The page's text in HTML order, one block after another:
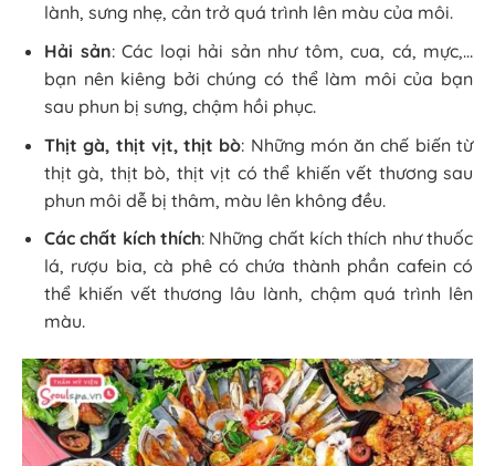
lành, sưng nhẹ, cản trở quá trình lên màu của môi.
Hải sản: Các loại hải sản như tôm, cua, cá, mực,…
bạn nên kiêng bởi chúng có thể làm môi của bạn
sau phun bị sưng, chậm hồi phục.
Thịt gà, thịt vịt, thịt bò: Những món ăn chế biến từ
thịt gà, thịt bò, thịt vịt có thể khiến vết thương sau
phun môi dễ bị thâm, màu lên không đều.
Các chất kích thích: Những chất kích thích như thuốc
lá, rượu bia, cà phê có chứa thành phần cafein có
thể khiến vết thương lâu lành, chậm quá trình lên
màu.